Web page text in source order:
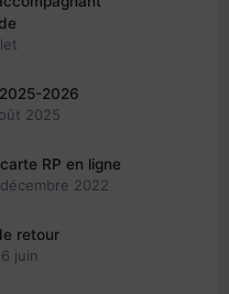
2026
2025
RP en ligne
2022
retour
juin